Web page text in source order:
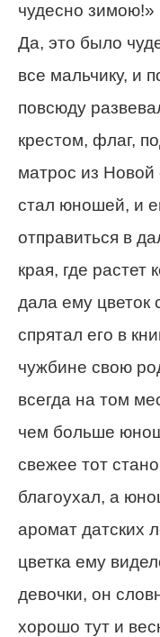
чудесно зимою!»
Да, это было
все мальчику, и
повсюду
крестом, флаг,
матрос из Новой
стал юношей, и
отправиться в
края, где
дала ему цветок
спрятал его в
чужбине свою
всегда на том
чем больше
свежее тот
благоухал, а
аромат датских
цветка ему
девочки, он
хорошо тут и